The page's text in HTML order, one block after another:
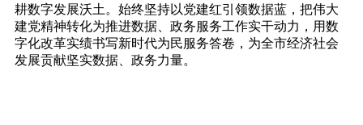
耕数字发展沃土。始终坚持以党建红引领数据蓝，把伟大
建党精神转化为推进数据、政务服务工作实干动力，用数
字化改革实绩书写新时代为民服务答卷，为全市经济社会
发展贡献坚实数据、政务力量。